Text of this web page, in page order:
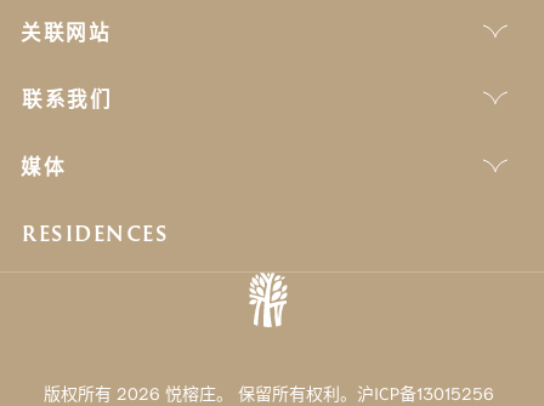
关联网站
联系我们
媒体
RESIDENCES
版权所有 2026 悦榕庄。 保留所有权利。沪ICP备13015256